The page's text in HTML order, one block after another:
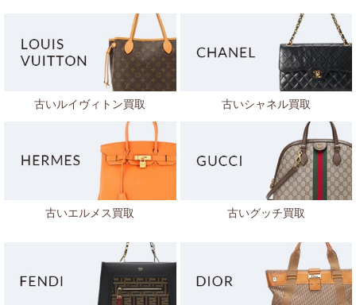
古いルイヴィトン買取 古いシャネル買取
古いエルメス買取 古いグッチ買取